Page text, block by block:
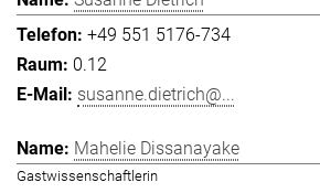
+49 551 5176-734
0.12
susanne.dietrich@...
Mahelie Dissanayake
Gastwissenschaftlerin